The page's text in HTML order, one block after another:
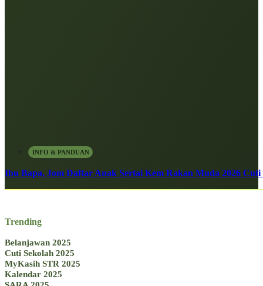
INFO & PANDUAN
Ibu Bapa, Jom Daftar Anak Sertai Kem Rakan Muda 2026
Trending
Belanjawan 2025
Cuti Sekolah 2025
MyKasih STR 2025
Kalendar 2025